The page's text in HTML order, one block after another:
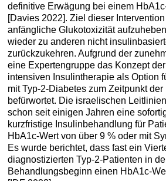
definitive Erwägung bei einem
[Davies 2022]. Ziel dieser
anfängliche Glukotoxizität
wieder zu anderen nicht
zurückzukehren. Aufgrund der
eine Expertengruppe das Konzept
intensiven Insulintherapie als Option
mit Typ-2-Diabetes zum Zeitpunkt
befürwortet. Die israelischen
schon seit einigen Jahren eine
kurzfristige Insulinbehandlung für
HbA1c-Wert von über 9 % oder mit
Es wurde berichtet, dass fast ein
diagnostizierten Typ-2-Patienten in
Behandlungsbeginn einen HbA1c-